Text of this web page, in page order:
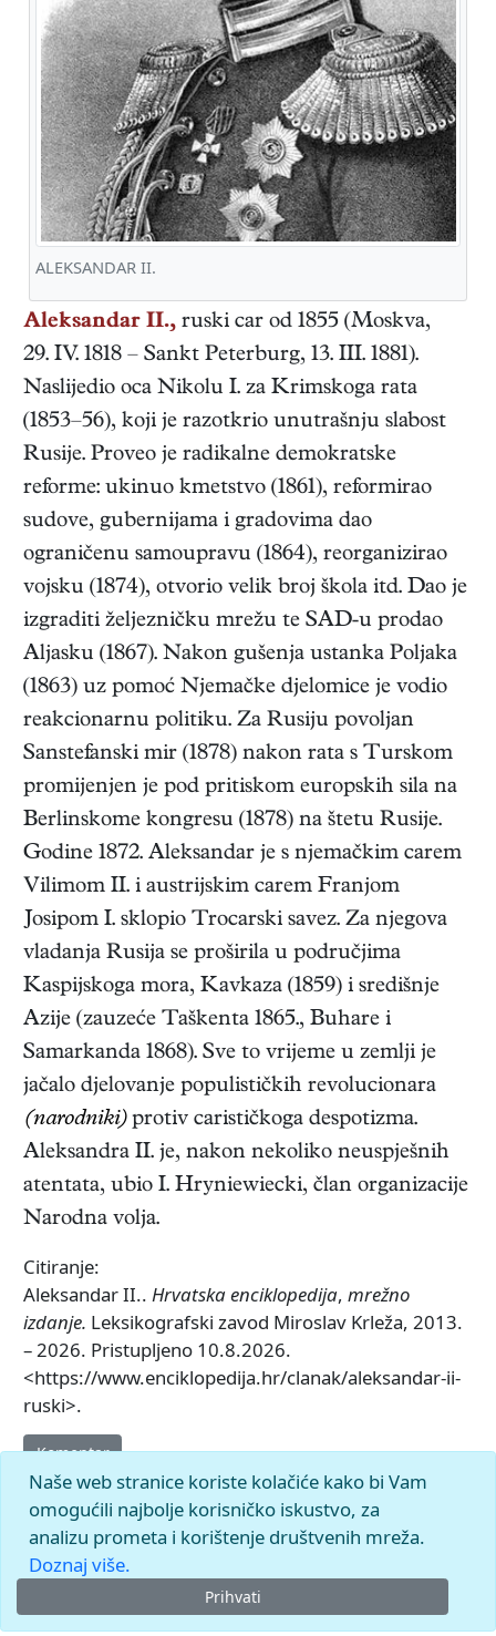
ALEKSANDAR II.
Aleksandar II., ruski car od 1855 (Moskva,
29. IV. 1818 – Sankt Peterburg, 13. III. 1881).
Naslijedio oca Nikolu I. za Krimskoga rata
(1853–56), koji je razotkrio unutrašnju slabost
Rusije. Proveo je radikalne demokratske
reforme: ukinuo kmetstvo (1861), reformirao
sudove, gubernijama i gradovima dao
ograničenu samoupravu (1864), reorganizirao
vojsku (1874), otvorio velik broj škola itd. Dao je
izgraditi željezničku mrežu te SAD-u prodao
Aljasku (1867). Nakon gušenja ustanka Poljaka
(1863) uz pomoć Njemačke djelomice je vodio
reakcionarnu politiku. Za Rusiju povoljan
Sanstefanski mir (1878) nakon rata s Turskom
promijenjen je pod pritiskom europskih sila na
Berlinskome kongresu (1878) na štetu Rusije.
Godine 1872. Aleksandar je s njemačkim carem
Vilimom II. i austrijskim carem Franjom
Josipom I. sklopio Trocarski savez. Za njegova
vladanja Rusija se proširila u područjima
Kaspijskoga mora, Kavkaza (1859) i središnje
Azije (zauzeće Taškenta 1865., Buhare i
Samarkanda 1868). Sve to vrijeme u zemlji je
jačalo djelovanje populističkih revolucionara
(narodniki)protiv carističkoga despotizma.
Aleksandra II. je, nakon nekoliko neuspješnih
atentata, ubio I. Hryniewiecki, član organizacije
Narodna volja.
Citiranje:
Aleksandar II.. Hrvatska enciklopedija, mrežno
izdanje. Leksikografski zavod Miroslav Krleža, 2013.
– 2026. Pristupljeno 10.8.2026.
<https://www.enciklopedija.hr/clanak/aleksandar-ii-
ruski>.
Komentar
Naše web stranice koriste kolačiće kako bi Vam
omogućili najbolje korisničko iskustvo, za
analizu prometa i korištenje društvenih mreža.
Doznaj više.
Prihvati
© 2026.Leksikografski zavodMiroslav Krleža